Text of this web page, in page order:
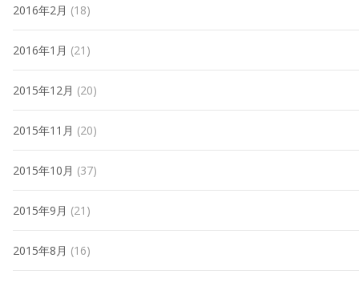
2016年2月 (18)
2016年1月 (21)
2015年12月 (20)
2015年11月 (20)
2015年10月 (37)
2015年9月 (21)
2015年8月 (16)